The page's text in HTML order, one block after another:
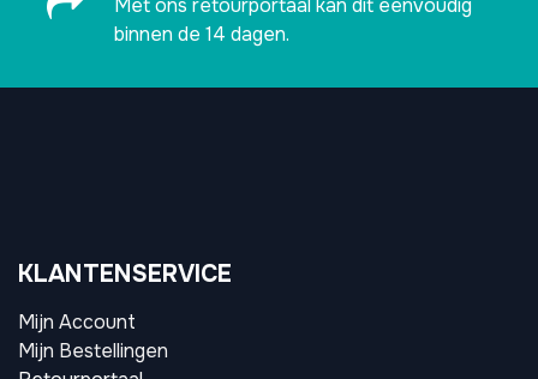
Met ons retourportaal kan dit eenvoudig
binnen de 14 dagen.
KLANTENSERVICE
Mijn Account
Mijn Bestellingen